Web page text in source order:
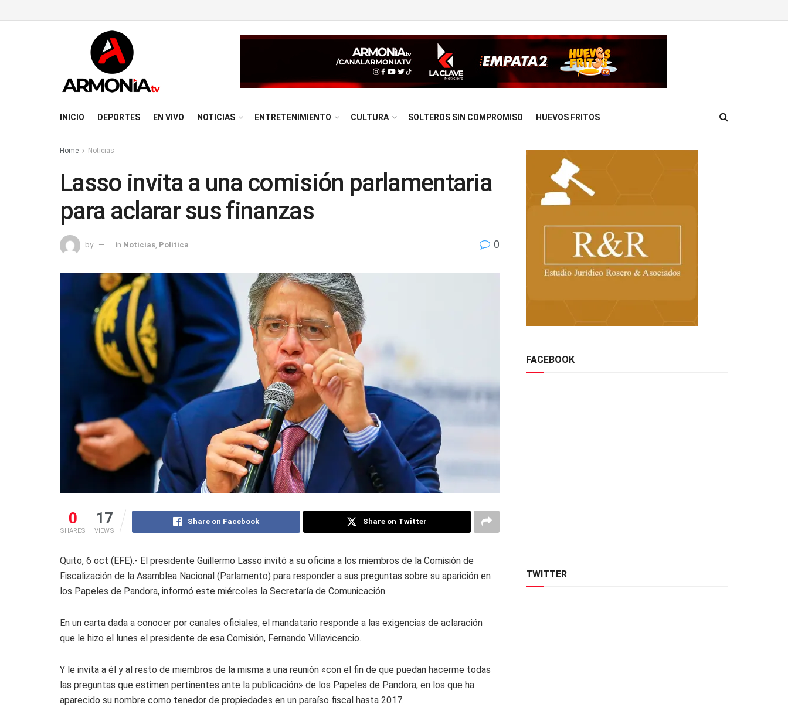
INICIO DEPORTES EN VIVO NOTICIAS ENTRETENIMIENTO CULTURA SOLTEROS SIN COMPROMISO HUEVOS FRITOS
Home Noticias
Lasso invita a una comisión parlamentaria
para aclarar sus finanzas
by in Noticias Política 0
0
SHARES
17
VIEWS
Share on Facebook Share on Twitter
Quito, 6 oct (EFE).- El presidente Guillermo Lasso invitó a su oficina a los miembros de la Comisión de
Fiscalización de la Asamblea Nacional (Parlamento) para responder a sus preguntas sobre su aparición en
los Papeles de Pandora, informó este miércoles la Secretaría de Comunicación.
En un carta dada a conocer por canales oficiales, el mandatario responde a las exigencias de aclaración
que le hizo el lunes el presidente de esa Comisión, Fernando Villavicencio.
Y le invita a él y al resto de miembros de la misma a una reunión «con el fin de que puedan hacerme todas
las preguntas que estimen pertinentes ante la publicación» de los Papeles de Pandora, en los que ha
aparecido su nombre como tenedor de propiedades en un paraíso fiscal hasta 2017.
FACEBOOK
TWITTER